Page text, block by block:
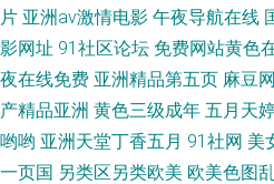
片 亚洲av激情电影 午夜导航在线
影网址 91社区论坛 免费网站黄色
夜在线免费 亚洲精品第五页 麻豆
产精品亚洲 黄色三级成年 五月天
哟哟 亚洲天堂丁香五月 91社网 美
一页国 另类区另类欧美 欧美色图